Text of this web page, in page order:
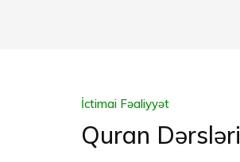
İctimai Fəaliyyət
Quran Dərsləri